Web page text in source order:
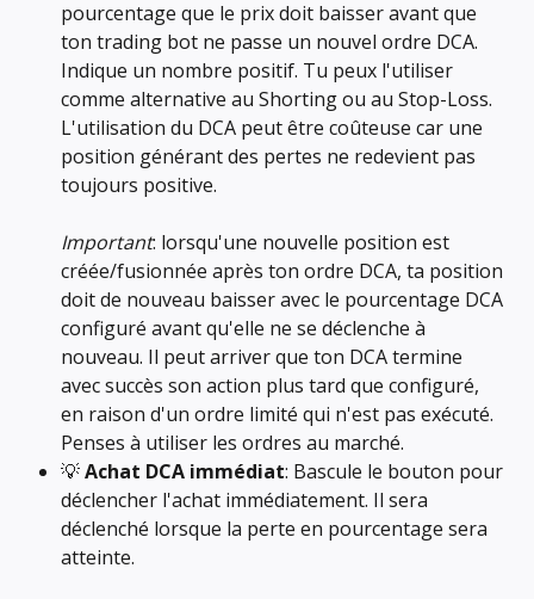
pourcentage que le prix doit baisser avant que
ton trading bot ne passe un nouvel ordre DCA.
Indique un nombre positif. Tu peux l'utiliser
comme alternative au Shorting ou au Stop-Loss.
L'utilisation du DCA peut être coûteuse car une
position générant des pertes ne redevient pas
toujours positive.
Important: lorsqu'une nouvelle position est
créée/fusionnée après ton ordre DCA, ta position
doit de nouveau baisser avec le pourcentage DCA
configuré avant qu'elle ne se déclenche à
nouveau. Il peut arriver que ton DCA termine
avec succès son action plus tard que configuré,
en raison d'un ordre limité qui n'est pas exécuté.
Penses à utiliser les ordres au marché.
💡 Achat DCA immédiat: Bascule le bouton pour
déclencher l'achat immédiatement. Il sera
déclenché lorsque la perte en pourcentage sera
atteinte.